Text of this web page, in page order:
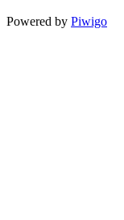
Powered by Piwigo